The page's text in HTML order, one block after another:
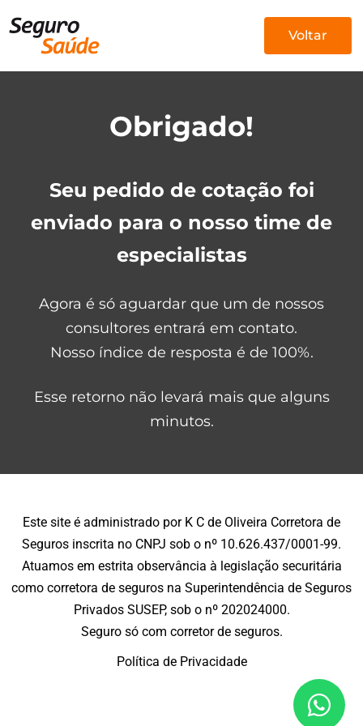
Voltar
Obrigado!
Seu pedido de cotação foi
enviado para o nosso time de
especialistas
Agora é só aguardar que um de nossos
consultores entrará em contato.
Nosso índice de resposta é de 100%.
Esse retorno não levará mais que alguns
minutos.
Este site é administrado por K C de Oliveira Corretora de
Seguros inscrita no CNPJ sob o nº 10.626.437/0001-99.
Atuamos em estrita observância à legislação securitária
como corretora de seguros na Superintendência de Seguros
Privados SUSEP, sob o nº 202024000.
Seguro só com corretor de seguros.
Política de Privacidade